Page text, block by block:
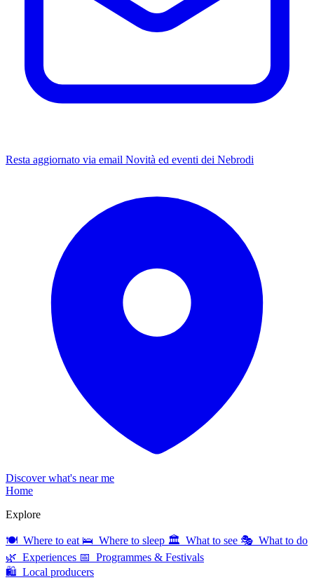
Resta aggiornato via email Novità ed eventi dei Nebrodi
Discover what's near me
Home
Explore
🍽 Where to eat 🛌 Where to sleep 🏛 What to see 🎭 What to do
🌿 Experiences 📅 Programmes & Festivals
🛍 Local producers